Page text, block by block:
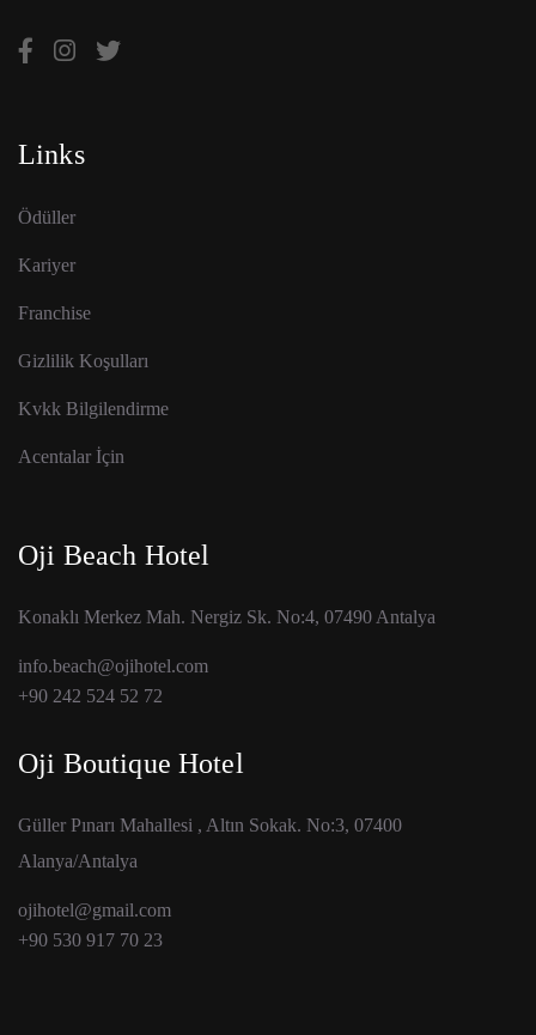
Links
Ödüller
Kariyer
Franchise
Gizlilik Koşulları
Kvkk Bilgilendirme
Acentalar İçin
Oji Beach Hotel
Konaklı Merkez Mah. Nergiz Sk. No:4, 07490 Antalya
info.beach@ojihotel.com
+90 242 524 52 72
Oji Boutique Hotel
Güller Pınarı Mahallesi , Altın Sokak. No:3, 07400
Alanya/Antalya
ojihotel@gmail.com
+90 530 917 70 23